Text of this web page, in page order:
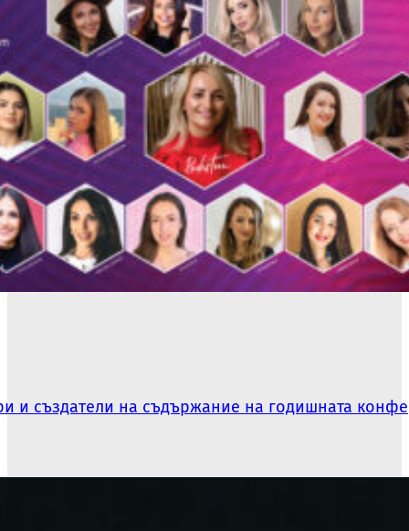
и създатели на съдържание на годишната